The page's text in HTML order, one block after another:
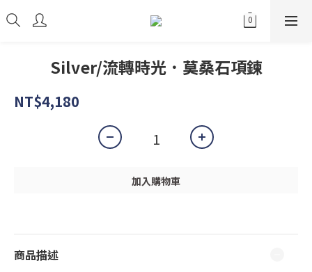
Silver/流轉時光．莫桑石項鍊
NT$4,180
加入購物車
商品描述